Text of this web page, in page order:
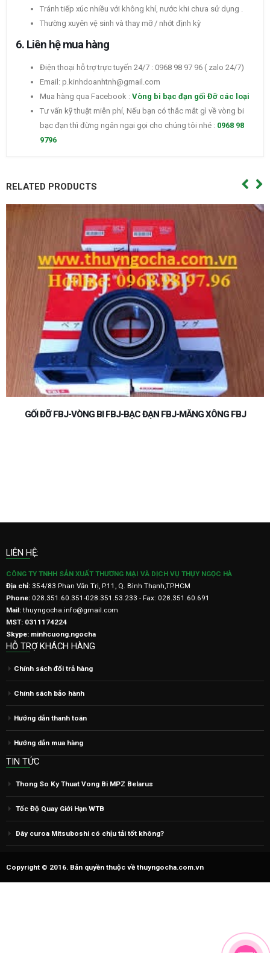
Tránh tiếp xúc nhiều với không khí, nước khi chưa sử dụng .
Thường xuyên vệ sinh và thay mỡ / nhớt định kỳ
6. Liên hệ mua hàng
Điện thoại hỗ trợ trực tuyến 24/7 : 0968 98 97 96 ( zalo 24/7)
Email: p.kinhdoanhtnh@gmail.com
Mua hàng qua Facebook : Vòng bi bạc đạn gối Đỡ các loại
Tư vấn kỹ thuật miễn phí, Nếu bạn có thắc mắt gì về vòng bi
bạc đạn thì đừng ngân ngại gọi cho chúng tôi nhé : 0968 98
9796
RELATED PRODUCTS
GỐI ĐỠ FBJ-VÒNG BI FBJ-BẠC ĐẠN FBJ-MĂNG XÔNG FBJ
Địa chỉ: 354/83 Phan Văn Trị, P.11, Q. Bình Thạnh,TP.HCM
Mail:thuyngocha.info@gmail.com
MST: 0311174224
Skype: minhcuong.ngocha
HỖ TRỢ KHÁCH HÀNG
Chính sách đổi trả hàng
TIN TỨC
Copyright © 2016. Bản quyền thuộc về thuyngocha.com.vn